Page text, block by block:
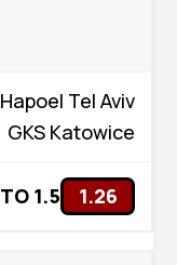
Hapoel Tel Aviv
GKS Katowice
TO 1.5 1.26